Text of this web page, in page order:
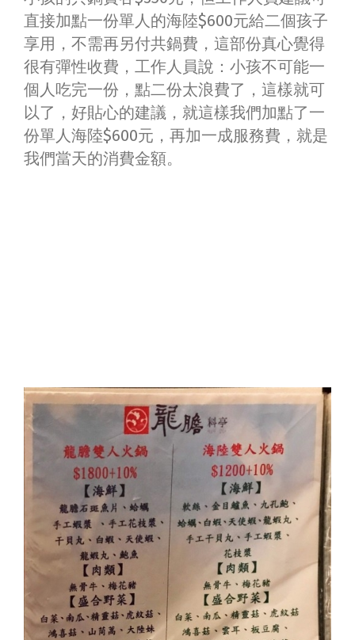
直接加點一份單人的海陸$600元給二個孩子
享用，不需再另付共鍋費，這部份真心覺得
很有彈性收費，工作人員說：小孩不可能一
個人吃完一份，點二份太浪費了，這樣就可
以了，好貼心的建議，就這樣我們加點了一
份單人海陸$600元，再加一成服務費，就是
我們當天的消費金額。